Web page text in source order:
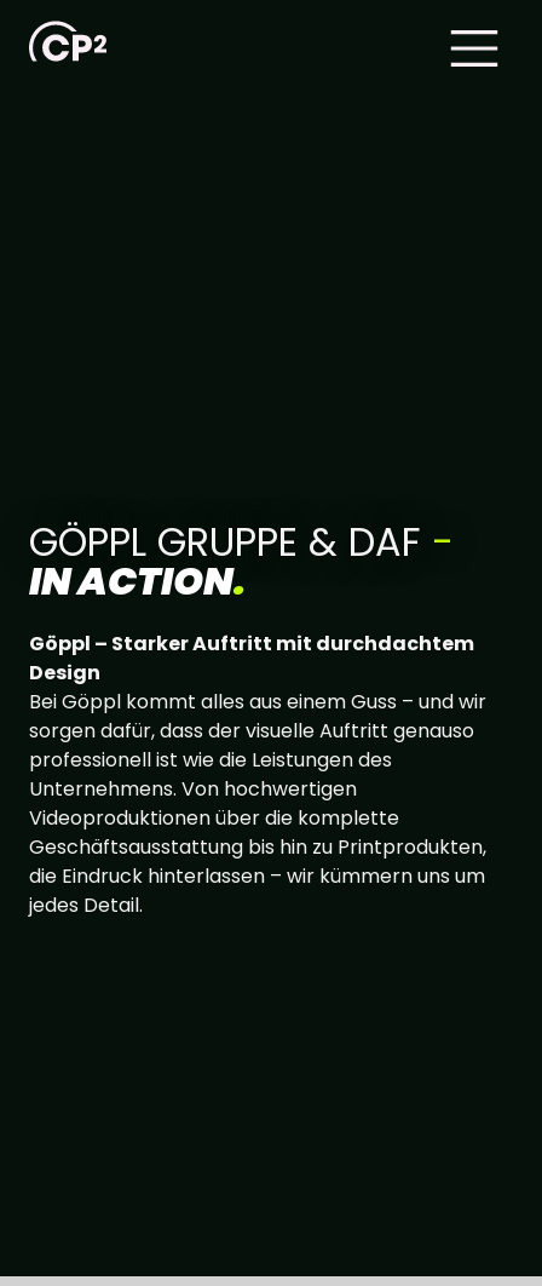
GÖPPL GRUPPE & DAF -
IN ACTION.
Göppl – Starker Auftritt mit durchdachtem
Design
Bei Göppl kommt alles aus einem Guss – und wir
sorgen dafür, dass der visuelle Auftritt genauso
professionell ist wie die Leistungen des
Unternehmens. Von hochwertigen
Videoproduktionen über die komplette
Geschäftsausstattung bis hin zu Printprodukten,
die Eindruck hinterlassen – wir kümmern uns um
jedes Detail.